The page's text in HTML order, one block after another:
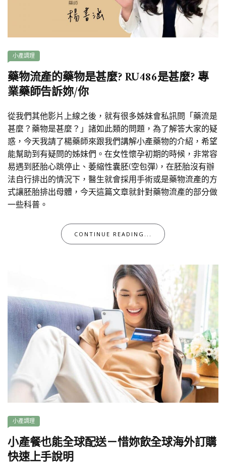
小產調理
藥物流產的藥物是甚麼? RU486是甚麼? 專
業藥師告訴妳/你
從我們其他影片上線之後，就有很多姊妹會私訊問「藥流是
甚麼？藥物是甚麼？」諸如此類的問題，為了解答大家的疑
惑，今天我請了楊藥師來跟我們講解小產藥物的介紹，希望
能幫助到有疑問的姊妹們。在女性懷孕初期的時候，非常容
易遇到胚胎心跳停止、萎縮性囊胚(空包彈)，在胚胎沒有辦
法自行排出的情況下，醫生就會採用手術或是藥物流產的方
式讓胚胎排出母體，今天這篇文章就針對藥物流產的部分做
一些科普。
CONTINUE READING...
小產調理
小產餐也能全球配送－惜妳飲全球海外訂購
快速上手說明